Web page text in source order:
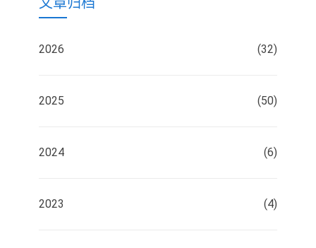
2026 (32)
2025 (50)
2024 (6)
2023 (4)